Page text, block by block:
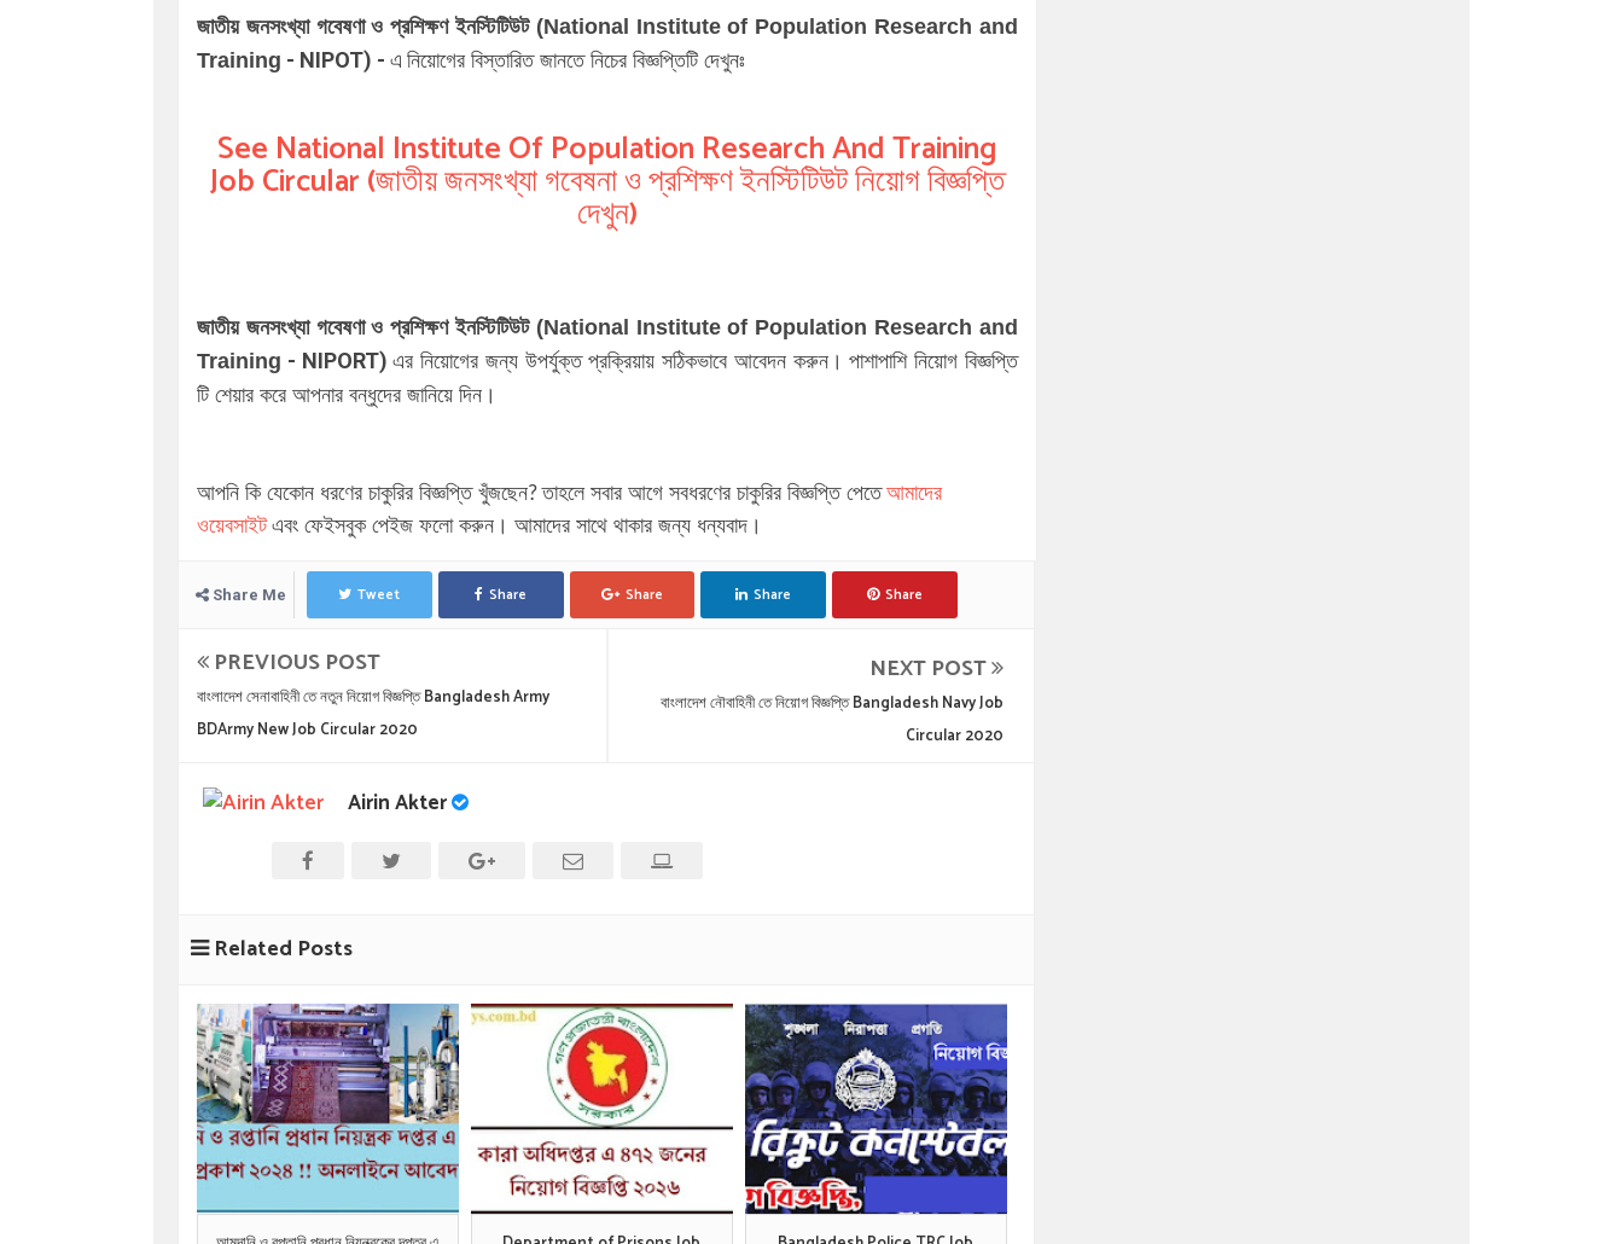
জাতীয় জনসংখ্যা গবেষণা ও প্রশিক্ষণ ইনস্টিটিউট (National Institute of Population Research and
Training - NIPOT) - এ নিয়োগের বিস্তারিত জানতে নিচের বিজ্ঞপ্তিটি দেখুনঃ
See National Institute Of Population Research And Training
Job Circular (জাতীয় জনসংখ্যা গবেষনা ও প্রশিক্ষণ ইনস্টিটিউট নিয়োগ বিজ্ঞপ্তি
দেখুন)
জাতীয় জনসংখ্যা গবেষণা ও প্রশিক্ষণ ইনস্টিটিউট (National Institute of Population Research and
Training - NIPORT) এর নিয়োগের জন্য উপর্যুক্ত প্রক্রিয়ায় সঠিকভাবে আবেদন করুন। পাশাপাশি নিয়োগ বিজ্ঞপ্তি
টি শেয়ার করে আপনার বন্ধুদের জানিয়ে দিন।
আপনি কি যেকোন ধরণের চাকুরির বিজ্ঞপ্তি খুঁজছেন?তাহলে সবার আগে সবধরণের চাকুরির বিজ্ঞপ্তি পেতে আমাদের
ওয়েবসাইট এবং ফেইসবুক পেইজ ফলো করুন। আমাদের সাথে থাকার জন্য ধন্যবাদ।
Share Me Tweet Share Share Share Share
PREVIOUS POST
বাংলাদেশ সেনাবাহিনী তে নতুন নিয়োগ বিজ্ঞপ্তি Bangladesh Army
BDArmy New Job Circular 2020
NEXT POST
বাংলাদেশ নৌবাহিনী তে নিয়োগ বিজ্ঞপ্তি Bangladesh Navy Job
Circular 2020
Airin Akter
Related Posts